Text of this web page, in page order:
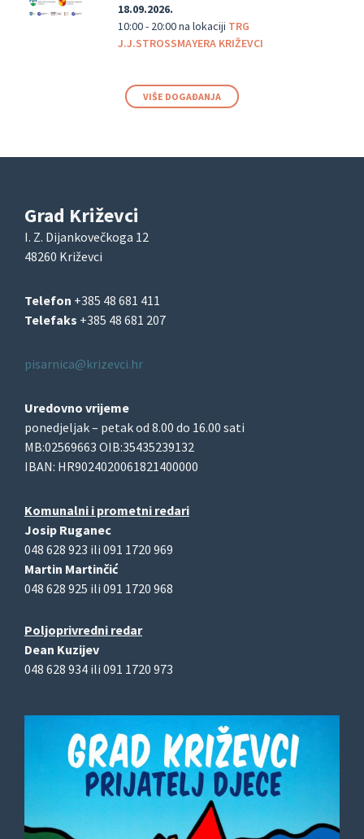
18.09.2026.
10:00 - 20:00na lokaciji TRG
J.J.STROSSMAYERA KRIŽEVCI
VIŠE DOGAĐANJA
Grad Križevci
I. Z. Dijankovečkoga 12
48260 Križevci
Telefon +385 48 681 411
Telefaks +385 48 681 207
pisarnica@krizevci.hr
Uredovno vrijeme
ponedjeljak – petak od 8.00 do 16.00 sati
MB:02569663 OIB:35435239132
IBAN: HR9024020061821400000
Komunalni i prometni redari
Josip Ruganec
048 628 923 ili 091 1720 969
Martin Martinčić
048 628 925 ili 091 1720 968
Poljoprivredni redar
Dean Kuzijev
048 628 934 ili 091 1720 973